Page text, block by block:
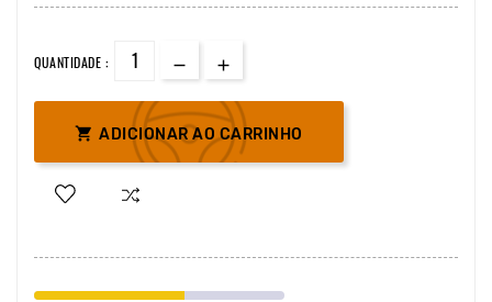
QUANTIDADE :
 ADICIONAR AO CARRINHO